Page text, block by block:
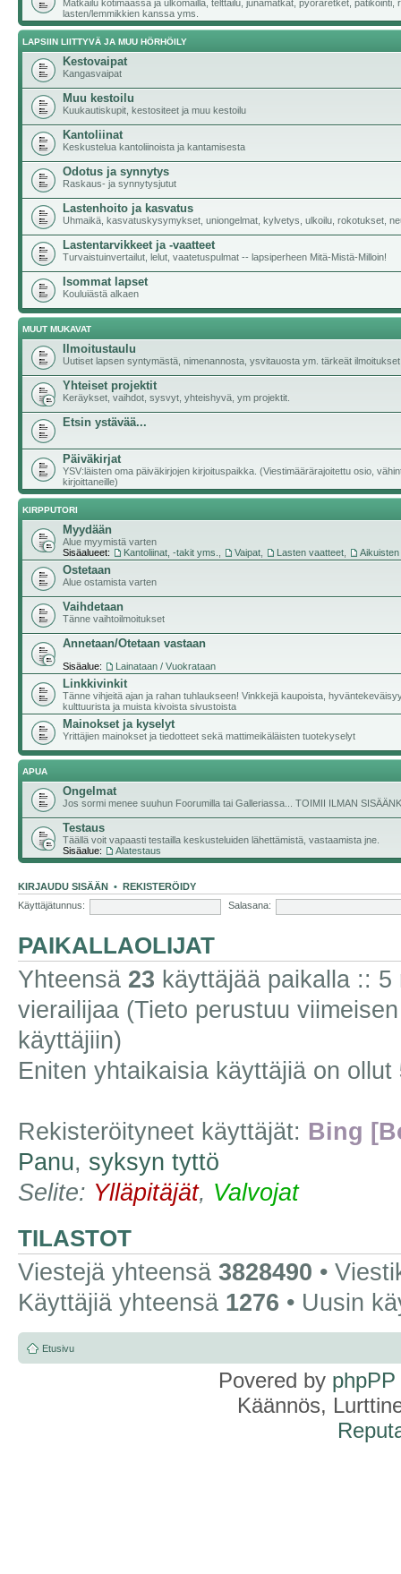
Matkailu kotimaassa ja ulkomailla, telttailu, junamatkat, pyöräretket, patikointi,
lasten/lemmikkien kanssa yms.
LAPSIIN LIITTYVÄ JA MUU HÖRHÖILY
Kestovaipat
Kangasvaipat
Muu kestoilu
Kuukautiskupit, kestositeet ja muu kestoilu
Kantoliinat
Keskustelua kantoliinoista ja kantamisesta
Odotus ja synnytys
Raskaus- ja synnytysjutut
Lastenhoito ja kasvatus
Uhmaikä, kasvatuskysymykset, uniongelmat, kylvetys, ulkoilu, rokotukset,
Lastentarvikkeet ja -vaatteet
Turvaistuinvertailut, lelut, vaatetuspulmat -- lapsiperheen Mitä-Mistä-Milloin!
Isommat lapset
Kouluiästä alkaen
MUUT MUKAVAT
Ilmoitustaulu
Uutiset lapsen syntymästä, nimenannosta, ysvitauosta ym. tärkeät ilmoitukset
Yhteiset projektit
Keräykset, vaihdot, sysvyt, yhteishyvä, ym projektit.
Etsin ystävää...
Päiväkirjat
YSV:läisten oma päiväkirjojen kirjoituspaikka. (Viestimäärärajoitettu osio,
kirjoittaneille)
KIRPPUTORI
Myydään
Alue myymistä varten
Sisäalueet:
Kantoliinat, -takit yms. Vaipat Lasten vaatteet
Ostetaan
Alue ostamista varten
Vaihdetaan
Tänne vaihtoilmoitukset
Annetaan/Otetaan vastaan
Sisäalue: Lainataan / Vuokrataan
Linkkivinkit
Tänne vihjeitä ajan ja rahan tuhlaukseen! Vinkkejä kaupoista,
kulttuurista ja muista kivoista sivustoista
Mainokset ja kyselyt
Yrittäjien mainokset ja tiedotteet sekä mattimeikäläisten tuotekyselyt
APUA
Ongelmat
Jos sormi menee suuhun Foorumilla tai Galleriassa... TOIMII ILMAN
Testaus
Täällä voit vapaasti testailla keskusteluiden lähettämistä, vastaamista jne.
Sisäalue:
Alatestaus
KIRJAUDU SISÄÄN • REKISTERÖIDY
Käyttäjätunnus:
Salasana:
PAIKALLAOLIJAT
Yhteensä 23 käyttäjää paikalla ::
vierailijaa (Tieto perustuu
käyttäjiin)
Eniten yhtaikaisia käyttäjiä on ollut
Rekisteröityneet käyttäjät: Bing
Panu, syksyn tyttö
Selite: Ylläpitäjät, Valvojat
TILASTOT
Viestejä yhteensä 3828490 •
Käyttäjiä yhteensä 1276 • Uusin
Etusivu
Povered by phpPP
Käännös,